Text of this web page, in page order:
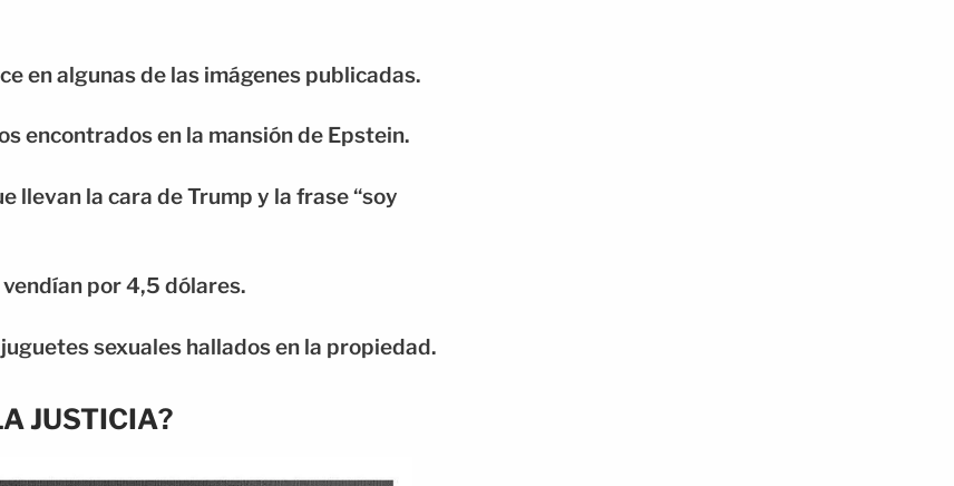
en algunas de las imágenes publicadas.
encontrados en la mansión de Epstein.
llevan la cara de Trump y la frase “soy
por 4,5 dólares.
sexuales hallados en la propiedad.
JUSTICIA?